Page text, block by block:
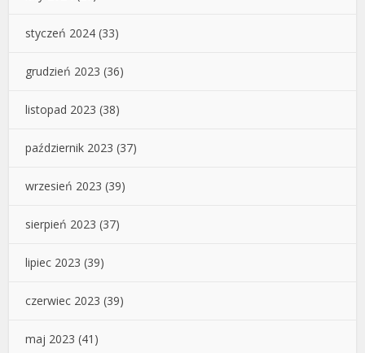
styczeń 2024 (33)
grudzień 2023 (36)
listopad 2023 (38)
październik 2023 (37)
wrzesień 2023 (39)
sierpień 2023 (37)
lipiec 2023 (39)
czerwiec 2023 (39)
maj 2023 (41)